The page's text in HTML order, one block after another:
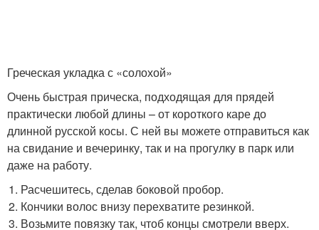
Греческая укладка с «солохой»
Очень быстрая прическа, подходящая для прядей
практически любой длины – от короткого каре до
длинной русской косы. С ней вы можете отправиться как
на свидание и вечеринку, так и на прогулку в парк или
даже на работу.
Расчешитесь, сделав боковой пробор.
Кончики волос внизу перехватите резинкой.
Возьмите повязку так, чтоб концы смотрели вверх.